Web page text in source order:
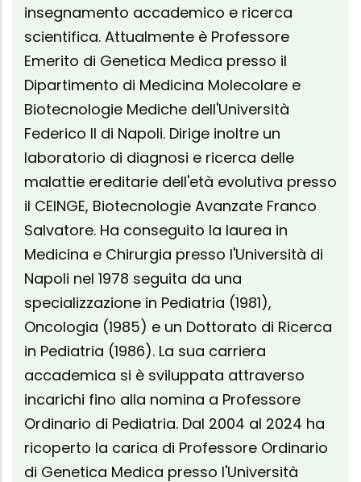
insegnamento accademico e ricerca
scientifica. Attualmente è Professore
Emerito di Genetica Medica presso il
Dipartimento di Medicina Molecolare e
Biotecnologie Mediche dell'Università
Federico Il di Napoli. Dirige inoltre un
laboratorio di diagnosi e ricerca delle
malattie ereditarie dell'età evolutiva presso
il CEINGE, Biotecnologie Avanzate Franco
Salvatore. Ha conseguito la laurea in
Medicina e Chirurgia presso l'Università di
Napoli nel 1978 seguita da una
specializzazione in Pediatria (1981),
Oncologia (1985) e un Dottorato di Ricerca
in Pediatria (1986). La sua carriera
accademica si è sviluppata attraverso
incarichi fino alla nomina a Professore
Ordinario di Pediatria. Dal 2004 al 2024 ha
ricoperto la carica di Professore Ordinario
di Genetica Medica presso l'Università